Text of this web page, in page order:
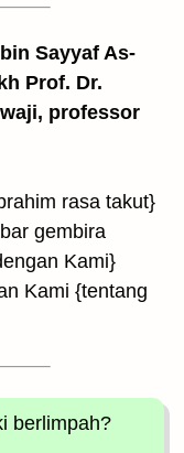
Sayyaf As-
Prof. Dr.
professor
rasa takut}
gembira
Kami}
Kami {tentang
berlimpah?